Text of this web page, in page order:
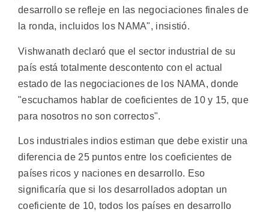
desarrollo se refleje en las negociaciones finales de
la ronda, incluidos los NAMA", insistió.
Vishwanath declaró que el sector industrial de su
país está totalmente descontento con el actual
estado de las negociaciones de los NAMA, donde
"escuchamos hablar de coeficientes de 10 y 15, que
para nosotros no son correctos".
Los industriales indios estiman que debe existir una
diferencia de 25 puntos entre los coeficientes de
países ricos y naciones en desarrollo. Eso
significaría que si los desarrollados adoptan un
coeficiente de 10, todos los países en desarrollo